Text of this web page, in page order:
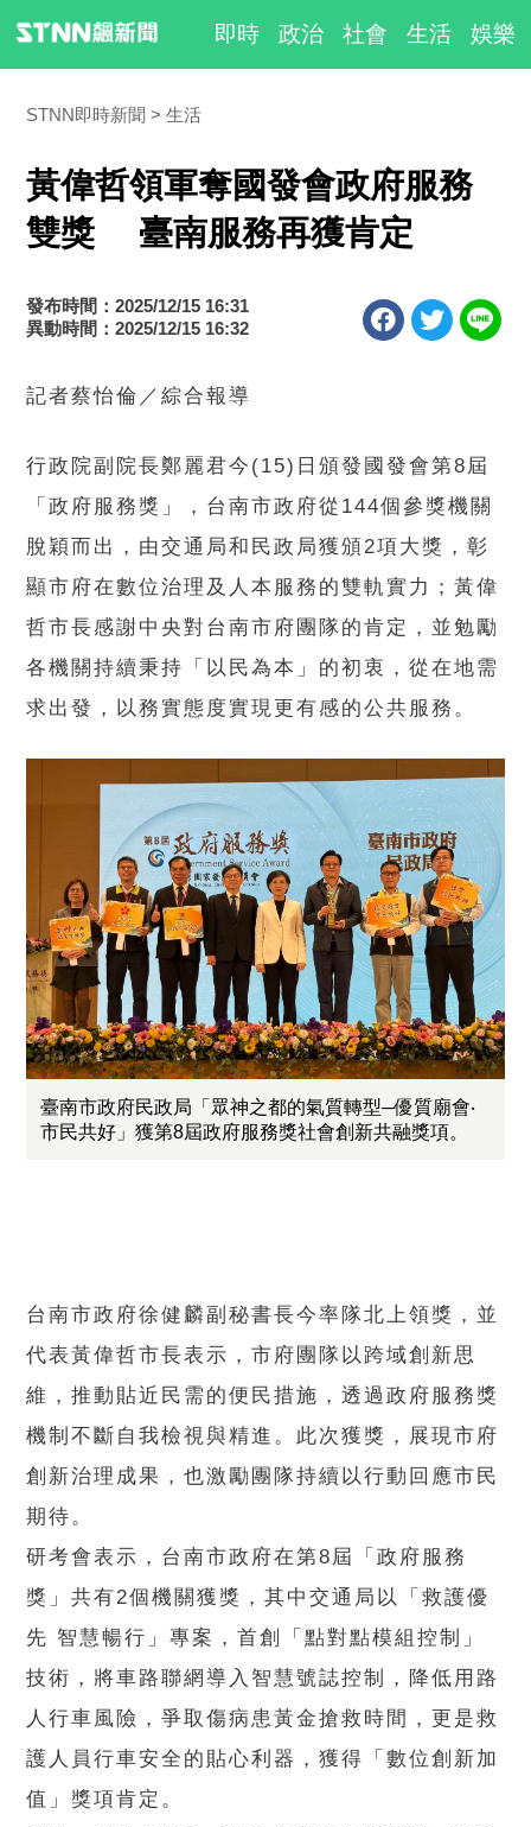
即時 政治 社會 生活 娛樂
STNN即時新聞 生活
黃偉哲領軍奪國發會政府服務
雙獎 臺南服務再獲肯定
發布時間：2025/12/15 16:31
異動時間：2025/12/15 16:32
記者蔡怡倫／綜合報導
行政院副院長鄭麗君今(15)日頒發國發會第8屆
「政府服務獎」，台南市政府從144個參獎機關
脫穎而出，由交通局和民政局獲頒2項大獎，彰
顯市府在數位治理及人本服務的雙軌實力；黃偉
哲市長感謝中央對台南市府團隊的肯定，並勉勵
各機關持續秉持「以民為本」的初衷，從在地需
求出發，以務實態度實現更有感的公共服務。
臺南市政府民政局「眾神之都的氣質轉型─優質廟會‧
市民共好」獲第8屆政府服務獎社會創新共融獎項。
台南市政府徐健麟副秘書長今率隊北上領獎，並
代表黃偉哲市長表示，市府團隊以跨域創新思
維，推動貼近民需的便民措施，透過政府服務獎
機制不斷自我檢視與精進。此次獲獎，展現市府
創新治理成果，也激勵團隊持續以行動回應市民
期待。
研考會表示，台南市政府在第8屆「政府服務
獎」共有2個機關獲獎，其中交通局以「救護優
先 智慧暢行」專案，首創「點對點模組控制」
技術，將車路聯網導入智慧號誌控制，降低用路
人行車風險，爭取傷病患黃金搶救時間，更是救
護人員行車安全的貼心利器，獲得「數位創新加
值」獎項肯定。